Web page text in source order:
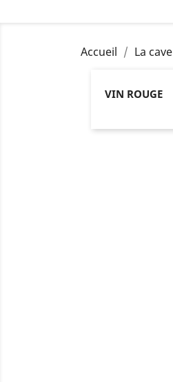
Accueil La cave
VIN ROUGE